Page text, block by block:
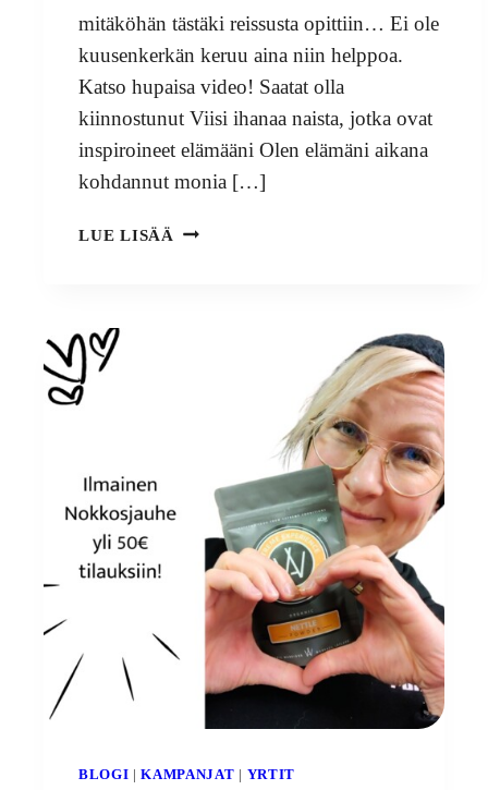
mitäköhän tästäki reissusta opittiin… Ei ole
kuusenkerkän keruu aina niin helppoa.
Katso hupaisa video! Saatat olla
kiinnostunut Viisi ihanaa naista, jotka ovat
inspiroineet elämääni Olen elämäni aikana
kohdannut monia […]
LUE LISÄÄ KERKKÄPUUSTIT
BLOGI |KAMPANJAT | YRTIT